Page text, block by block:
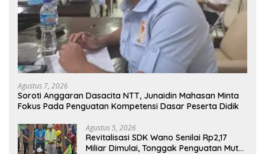
Agustus 7, 2026
Soroti Anggaran Dasacita NTT, Junaidin Mahasan Minta
Fokus Pada Penguatan Kompetensi Dasar Peserta Didik
Agustus 5, 2026
Revitalisasi SDK Wano Senilai Rp2,17
Miliar Dimulai, Tonggak Penguatan Mutu